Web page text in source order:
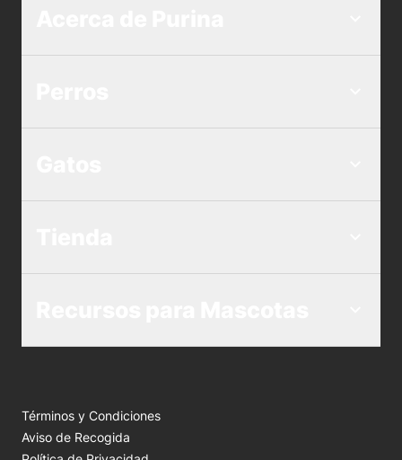
Términos y Condiciones
Aviso de Recogida